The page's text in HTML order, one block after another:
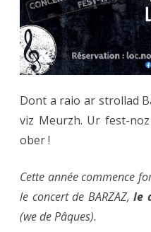
Dont a raio ar strollad
viz Meurzh. Ur fest-
ober !
Cette année commence
le concert de BARZAZ,le
(we de Pâques).